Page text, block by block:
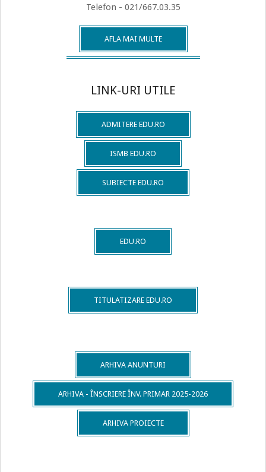
Telefon - 021/667.03.35
AFLA MAI MULTE
LINK-URI UTILE
ADMITERE EDU.RO
ISMB EDU.RO
SUBIECTE EDU.RO
EDU.RO
TITULATIZARE EDU.RO
ARHIVA ANUNTURI
ARHIVA - ÎNSCRIERE ÎNV. PRIMAR 2025-2026
ARHIVA PROIECTE